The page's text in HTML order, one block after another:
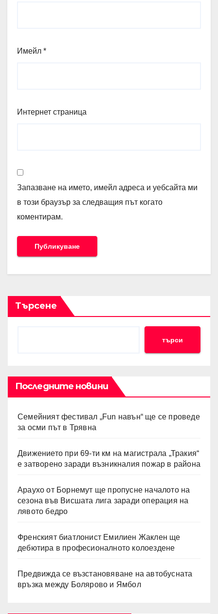
Имейл *
Интернет страница
Запазване на името, имейл адреса и уебсайта ми
в този браузър за следващия път когато
коментирам.
Търсене
търси
Последните новини
Семейният фестивал „Fun навън“ ще се проведе
за осми път в Трявна
Движението при 69-ти км на магистрала „Тракия“
е затворено заради възникналия пожар в района
Араухо от Борнемут ще пропусне началото на
сезона във Висшата лига заради операция на
лявото бедро
Френският биатлонист Емилиен Жаклен ще
дебютира в професионалното колоездене
Предвижда се възстановяване на автобусната
връзка между Болярово и Ямбол